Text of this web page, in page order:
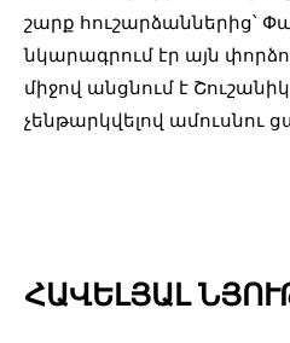
շարք հուշարձաններից՝
նկարագրում էր այն
միջով անցնում է
չենթարկվելով ամուսնու
ՀԱՎԵԼՅԱԼ